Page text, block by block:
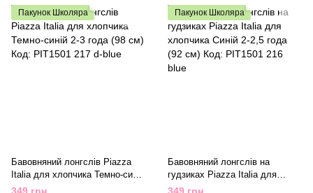
Пакунок Школяра
Бавовняний лонгслів Piazza
Italia для хлопчика Темно-синій
2-3 года (98 см) Код: PIT1501
Пакунок Школяра
Бавовняний лонгслів на
гудзиках Piazza Italia для
хлопчика Синій 2-2,5 года (92